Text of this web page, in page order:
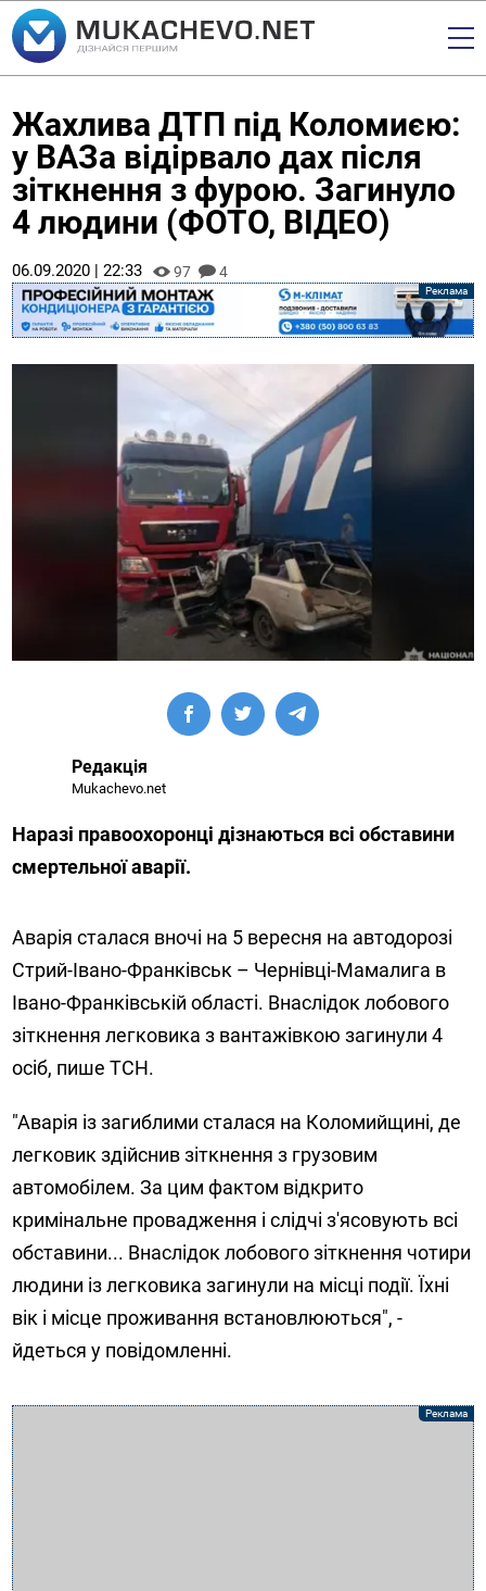
Жахлива ДТП під Коломиєю:
у ВАЗа відірвало дах після
зіткнення з фурою. Загинуло
4 людини (ФОТО, ВІДЕО)
06.09.2020 | 22:33 97 4
Редакція
Mukachevo.net
Наразі правоохоронці дізнаються всі обставини
смертельної аварії.
Аварія сталася вночі на 5 вересня на автодорозі
Стрий-Івано-Франківськ – Чернівці-Мамалига в
Івано-Франківській області. Внаслідок лобового
зіткнення легковика з вантажівкою загинули 4
осіб, пише ТСН.
"Аварія із загиблими сталася на Коломийщині, де
легковик здійснив зіткнення з грузовим
автомобілем. За цим фактом відкрито
кримінальне провадження і слідчі з'ясовують всі
обставини... Внаслідок лобового зіткнення чотири
людини із легковика загинули на місці події. Їхні
вік і місце проживання встановлюються", -
йдеться у повідомленні.